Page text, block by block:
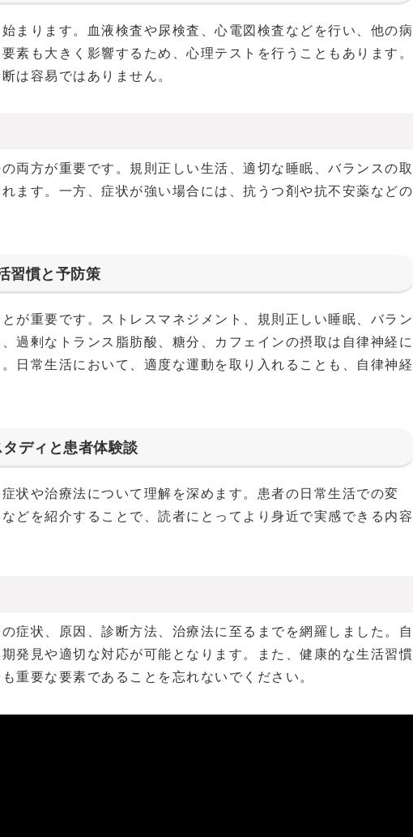
まります。血液検査や尿検査、心電図検査などを行い、他の病
素も大きく影響するため、心理テストを行うこともあります。
は容易ではありません。
両方が重要です。規則正しい生活、適切な睡眠、バランスの取
ます。一方、症状が強い場合には、抗うつ剤や抗不安薬などの
習慣と予防策
が重要です。ストレスマネジメント、規則正しい睡眠、バラン
過剰なトランス脂肪酸、糖分、カフェインの摂取は自律神経に
日常生活において、適度な運動を取り入れることも、自律神経
ディと患者体験談
状や治療法について理解を深めます。患者の日常生活での変
どを紹介することで、読者にとってより身近で実感できる内容
症状、原因、診断方法、治療法に至るまでを網羅しました。自
発見や適切な対応が可能となります。また、健康的な生活習慣
重要な要素であることを忘れないでください。